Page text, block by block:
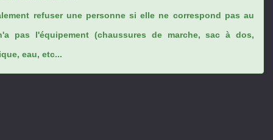
refuser une personne si elle ne correspond pas au
pas l'équipement (chaussures de marche, sac à dos,
eau, etc...